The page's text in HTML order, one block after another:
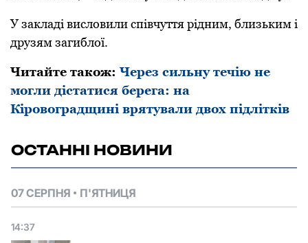
У закладі висловили співчуття рідним, близьким і
друзям загиблої.
Читайте також: Через сильну течію не
могли дістатися берега: на
Кіровоградщині врятували двох підлітків
ОСТАННІ НОВИНИ
07 СЕРПНЯ П'ЯТНИЦЯ
14:37